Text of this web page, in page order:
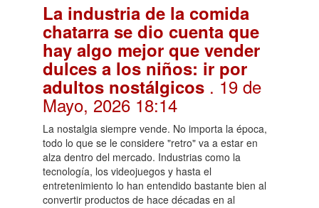
La industria de la comida
chatarra se dio cuenta que
hay algo mejor que vender
dulces a los niños: ir por
adultos nostálgicos . 19 de
Mayo, 2026 18:14
La nostalgia siempre vende. No importa la época,
todo lo que se le considere "retro" va a estar en
alza dentro del mercado. Industrias como la
tecnología, los videojuegos y hasta el
entretenimiento lo han entendido bastante bien al
convertir productos de hace décadas en al